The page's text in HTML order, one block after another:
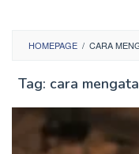
HOMEPAGE / CARA
Tag: cara